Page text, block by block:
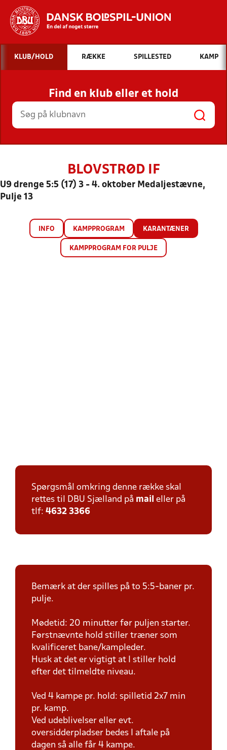
Hvad vil du søge efter?
INDHOLD OG NYHEDER
STILLINGER, RESULTATER, KLUBBER OG
HOLD
KLUB/HOLD RÆKKE SPILLESTED KAMP
Find en klub eller et hold
BLOVSTRØD IF
U9 drenge 5:5 (17) 3 - 4. oktober Medaljestævne,
Pulje 13
INFO KAMPPROGRAM KARANTÆNER
KAMPPROGRAM FOR PULJE
Spørgsmål omkring denne række skal
rettes til DBU Sjælland på mail eller på
tlf: 4632 3366
Bemærk at der spilles på to 5:5-baner pr.
pulje.
Mødetid: 20 minutter før puljen starter.
Førstnævnte hold stiller træner som
kvalificeret bane/kampleder.
Husk at det er vigtigt at I stiller hold
efter det tilmeldte niveau.
Ved 4 kampe pr. hold: spilletid 2x7 min
pr. kamp.
Ved udeblivelser eller evt.
oversidderpladser bedes I aftale på
dagen så alle får 4 kampe.